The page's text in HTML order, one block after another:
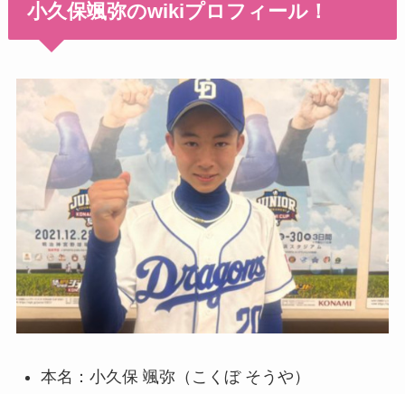
小久保颯弥のwikiプロフィール！
本名：小久保 颯弥（こくぼ そうや）